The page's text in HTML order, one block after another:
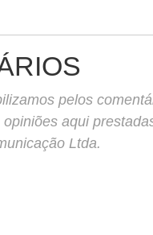
pelos
aqui
Ltda.